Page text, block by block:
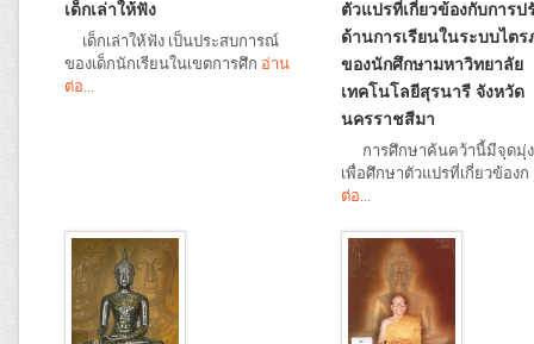
เด็กเล่าให้ฟัง
เด็กเล่าให้ฟัง เป็นประสบการณ์
ของเด็กนักเรียนในเขตการศึก อ่าน
ต่อ...
ตัวแปรที่เกี่ยวข้องกับการป
ด้านการเรียนในระบบไตร
ของนักศึกษามหาวิทยาลัย
เทคโนโลยีสุรนารี จังหวัด
นครราชสีมา
การศึกษาค้นคว้านี้มีจุดมุ่
เพื่อศึกษาตัวแปรที่เกี่ยวข้องก
ต่อ...